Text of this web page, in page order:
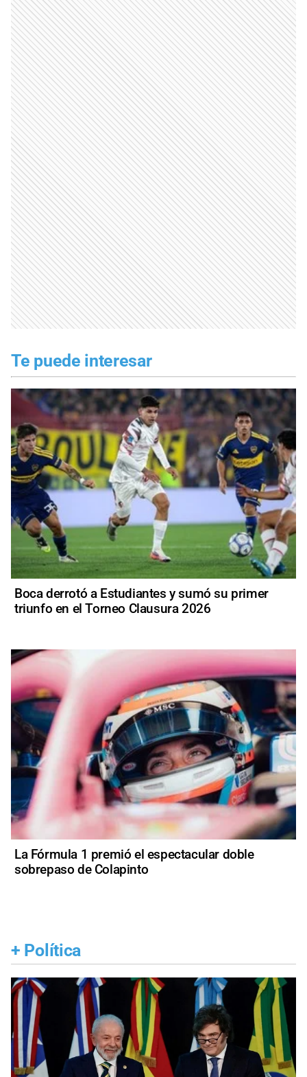
Te puede interesar
Boca derrotó a Estudiantes y sumó su primer
triunfo en el Torneo Clausura 2026
La Fórmula 1 premió el espectacular doble
sobrepaso de Colapinto
+ Política